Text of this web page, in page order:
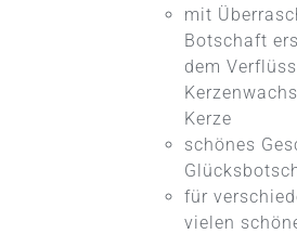
PRODUKTSEITE
mit
Botschaft
dem
Kerze
schönes
für
vielen